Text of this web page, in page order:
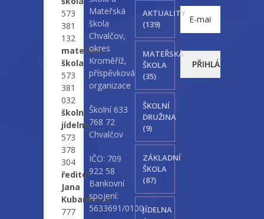
573
381
132
mateřská
škola
573
381
032
školní
jídelna
573
378
304
ředitel
Jana
Kubaníková
777
Mateřská
škola
Chvalčov,
okres
Kroměříž,
příspěvková
organizace
Školní 633
768 72
Chvalčov
IČO: 709
922 58
Bankovní
spojení:
5633691/0100
AKTUALITY
(139)
MATEŘSKÁ
ŠKOLA
(35)
ŠKOLNÍ
DRUŽINA
(9)
ZÁKLADNÍ
ŠKOLA
(87)
JÍDELNA